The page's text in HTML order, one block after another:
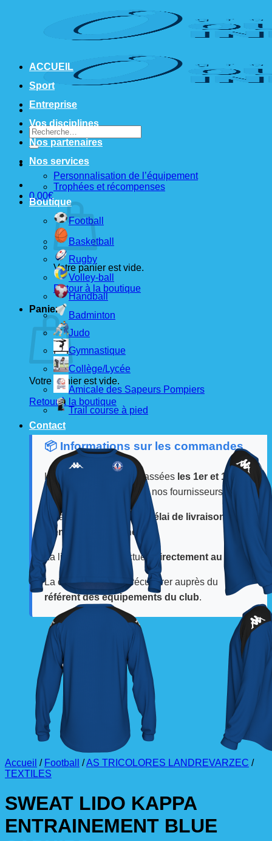
Recherche
pour :
0,00€
Votre panier est vide.
Retour à la boutique
Panier
Votre panier est vide.
Retour à la boutique
📦 Informations sur les commandes
Les commandes sont passées les 1er et 15 de
chaque mois
auprès de nos fournisseurs.
À partir de ces dates, le
délai de livraison est
d'environ 3 semaines
La livraison est effectuée directement au club .
La commande est à récupérer auprès du
référent des équipements du club.
ACCUEIL
Sport
Entreprise
Vos disciplines
Nos partenaires
Nos services
Personnalisation de l’équipement
Trophées et récompenses
Boutique
Football
Basketball
Rugby
Volley-ball
Handball
Badminton
Judo
Gymnastique
Collège/Lycée
Amicale des Sapeurs Pompiers
Trail course à pied
Contact
Accueil / Football /AS TRICOLORES LANDREVARZEC /
TEXTILES
SWEAT LIDO KAPPA
ENTRAINEMENT BLUE